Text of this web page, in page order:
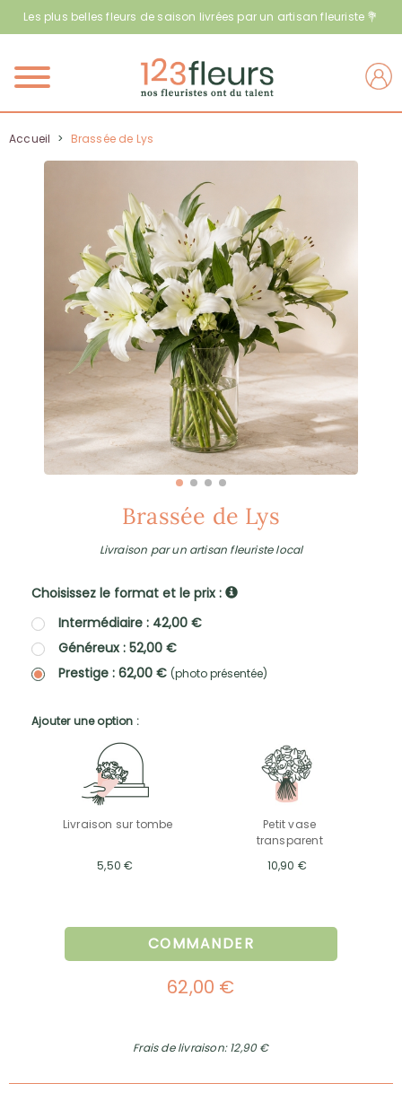
Les plus belles fleurs de saison livrées par un artisan fleuriste 💐
Menu
Accueil > Brassée de Lys
Brassée de Lys
Livraison par un artisan fleuriste local
Choisissez le format et le prix :
Intermédiaire : 42,00 €
Généreux : 52,00 €
Prestige : 62,00 € (photo présentée)
Ajouter une option :
Livraison sur tombe
5,50 €
Petit vase
transparent
10,90 €
COMMANDER
62,00 €
Frais de livraison: 12,90 €